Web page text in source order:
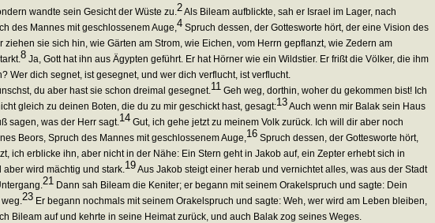
wandte sein Gesicht der Wüste zu. 2Als Bileam aufblickte, sah er Israel im Lager, nach
des Mannes mit geschlossenem Auge, 4 Spruch dessen, der Gottesworte hört, der eine Vision des
ziehen sie sich hin, wie Gärten am Strom, wie Eichen, vom Herrn gepflanzt, wie Zedern am
8 Ja, Gott hat ihn aus Ägypten geführt. Er hat Hörner wie ein Wildstier. Er frißt die Völker, die ihm
Wer dich segnet, ist gesegnet, und wer dich verflucht, ist verflucht.
du aber hast sie schon dreimal gesegnet. 11 Geh weg, dorthin, woher du gekommen bist! Ich
gleich zu deinen Boten, die du zu mir geschickt hast, gesagt:13Auch wenn mir Balak sein Haus
sagen, was der Herr sagt. 14 Gut, ich gehe jetzt zu meinem Volk zurück. Ich will dir aber noch
Beors, Spruch des Mannes mit geschlossenem Auge, 16 Spruch dessen, der Gottesworte hört,
ich erblicke ihn, aber nicht in der Nähe: Ein Stern geht in Jakob auf, ein Zepter erhebt sich in
wird mächtig und stark. 19Aus Jakob steigt einer herab und vernichtet alles, was aus der Stadt
21 Dann sah Bileam die Keniter; er begann mit seinem Orakelspruch und sagte: Dein
23 Er begann nochmals mit seinem Orakelspruch und sagte: Weh, wer wird am Leben bleiben,
Bileam auf und kehrte in seine Heimat zurück, und auch Balak zog seines Weges.